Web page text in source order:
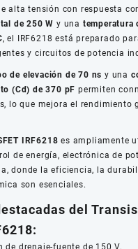
alta tensión con respuesta
de 250 W y una temperatura
, el IRF6218 está preparado
y circuitos de potencia
de elevación de 70 ns y una
(Cd) de 370 pF permiten
lo que mejora el rendimiento
IRF6218 es ampliamente
de energía, electrónica de
donde la eficiencia, la
son esenciales.
del
de drenaje-fuente de 150 V.